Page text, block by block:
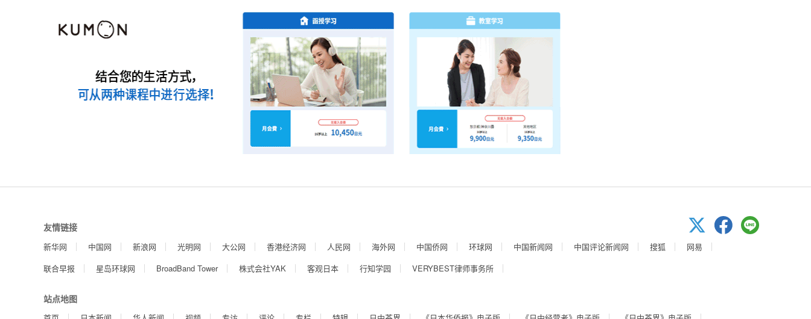
友情链接
新华网 中国网 新浪网 光明网 大公网 香港经济网 人民网 海外网 中国侨网 环球网 中国新闻网 中国评论新闻网 搜狐
网易
联合早报
星岛环球网 BroadBand Tower 株式会社YAK 客观日本 行知学园 VERYBEST律师事务所
站点地图